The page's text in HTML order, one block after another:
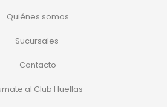
Quiénes somos
Sucursales
Contacto
al Club Huellas